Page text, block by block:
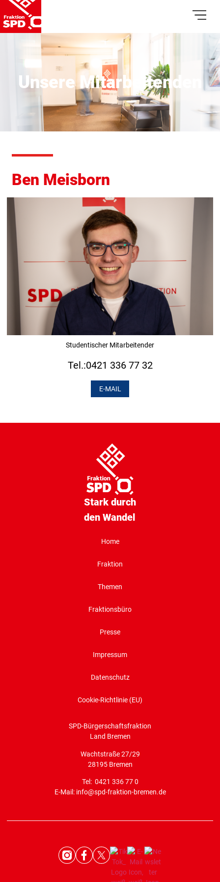
Unsere Mitarbeitenden
Ben Meisborn
Studentischer Mitarbeitender
Tel.:0421 336 77 32
E-MAIL
Stark durch
den Wandel
Home
Fraktion
Themen
Fraktionsbüro
Presse
Impressum
Datenschutz
Cookie-Richtlinie (EU)
SPD-Bürgerschaftsfraktion
Land Bremen
Wachtstraße 27/29
28195 Bremen
Tel: 0421 336 77 0
E-Mail: info@spd-fraktion-bremen.de